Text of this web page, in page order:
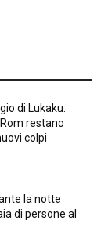
di Lukaku:
restano
colpi
la notte
di persone al